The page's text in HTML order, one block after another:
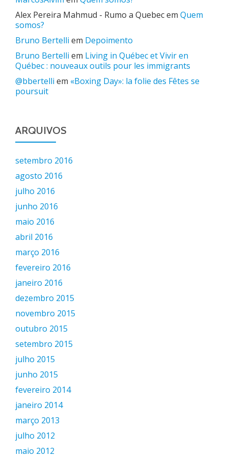
Alex Pereira Mahmud - Rumo a Quebecem Quem
somos?
Bruno Bertelli em Depoimento
Bruno Bertelli em Living in Québec et Vivir en
Québec : nouveaux outils pour les immigrants
@bbertelli em «Boxing Day»: la folie des Fêtes se
poursuit
ARQUIVOS
setembro 2016
agosto 2016
julho 2016
junho 2016
maio 2016
abril 2016
março 2016
fevereiro 2016
janeiro 2016
dezembro 2015
novembro 2015
outubro 2015
setembro 2015
julho 2015
junho 2015
fevereiro 2014
janeiro 2014
março 2013
julho 2012
maio 2012